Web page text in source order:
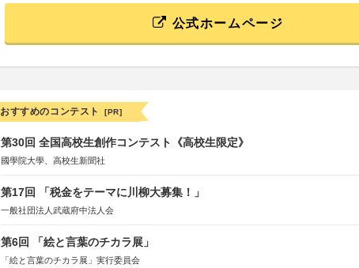
公式ホームページ
おすすめのコンテスト [PR]
第30回 全国高校生創作コンテスト《高校生限定》
國學院大學、高校生新聞社
第17回 「税金をテーマに川柳大募集！」
一般社団法人武蔵府中法人会
第6回 「絵と言葉のチカラ展」
「絵と言葉のチカラ展」実行委員会